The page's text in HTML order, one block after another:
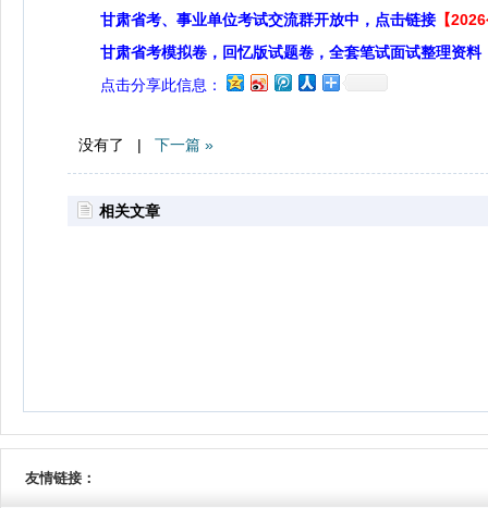
甘肃省考、事业单位考试交流群开放中，点击链接 【
甘肃省考模拟卷，回忆版试题卷，全套笔试面试整理资料
点击分享此信息：
没有了 | 下一篇 »
相关文章
友情链接：